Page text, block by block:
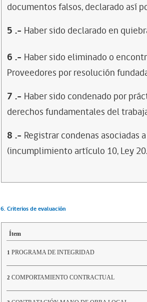
documentos falsos, declarado así
5 .- Haber sido declarado en
6 .- Haber sido eliminado o
Proveedores por resolución
7 .- Haber sido condenado por
derechos fundamentales del
8 .- Registrar condenas asociadas
(incumplimiento artículo 10, Ley
6. Criterios de evaluación
Ítem
1 PROGRAMA DE INTEGRIDAD
2 COMPORTAMIENTO CONTRACTUAL